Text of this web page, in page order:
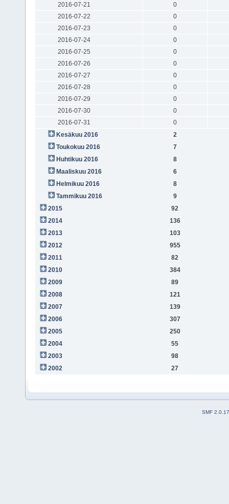
2016-07-21
0
2016-07-22
0
2016-07-23
0
2016-07-24
0
2016-07-25
0
2016-07-26
0
2016-07-27
0
2016-07-28
0
2016-07-29
0
2016-07-30
0
2016-07-31
0
Kesäkuu 2016
2
Toukokuu 2016
7
Huhtikuu 2016
8
Maaliskuu 2016
6
Helmikuu 2016
8
Tammikuu 2016
9
2015
92
2014
136
2013
103
2012
955
2011
82
2010
384
2009
89
2008
121
2007
139
2006
307
2005
250
2004
55
2003
98
2002
27
SMF 2.0.17